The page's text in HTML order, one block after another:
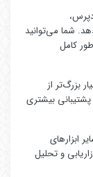
شما می‌توانید
کامل
بزرگ‌تر از
بیشتری
ابزارهای
و تحلیل